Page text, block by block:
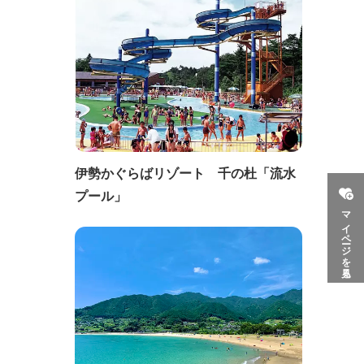
マイページを見る
伊勢かぐらばリゾート 千の杜「流水
プール」